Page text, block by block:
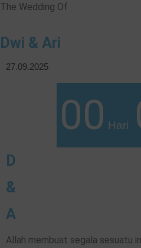
The Wedding Of
Dwi & Ari
27.09.2025
00 Hari
D
&
A
Allah membuat segala sesuatu